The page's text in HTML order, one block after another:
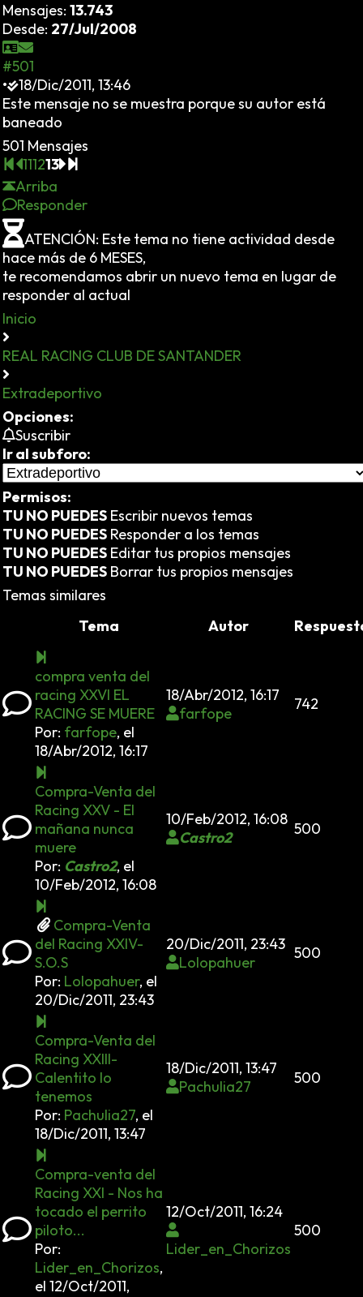
Mensajes: 13.743
Desde: 27/Jul/2008
#501
•
18/Dic/2011, 13:46
Este mensaje no se muestra porque su autor está
baneado
501 Mensajes
111213
Arriba
Responder
ATENCIÓN: Este tema no tiene actividad desde
hace más de 6 MESES,
te recomendamos abrir un nuevo tema en lugar de
responder al actual
Inicio
REAL RACING CLUB DE SANTANDER
Extradeportivo
Opciones:
Suscribir
Ir al subforo:
Permisos:
TU NO PUEDES Escribir nuevos temas
TU NO PUEDES Responder a los temas
TU NO PUEDES Editar tus propios mensajes
TU NO PUEDES Borrar tus propios mensajes
Temas similares
Tema
Autor
compra venta del
racing XXVI EL
RACING SE MUERE
Por: farfope, el
18/Abr/2012, 16:17
18/Abr/2012, 16:17
farfope
742
Compra-Venta del
Racing XXV - El
mañana nunca
muere
Por: Castro2, el
10/Feb/2012, 16:08
10/Feb/2012, 16:08
Castro2
500
Compra-Venta
del Racing XXIV-
S.O.S
Por: Lolopahuer, el
20/Dic/2011, 23:43
20/Dic/2011, 23:43
Lolopahuer
500
Compra-Venta del
Racing XXIII-
Calentito lo
tenemos
Por: Pachulia27, el
18/Dic/2011, 13:47
18/Dic/2011, 13:47
Pachulia27
500
Compra-venta del
Racing XXI - Nos ha
tocado el perrito
piloto...
Por:
Lider_en_Chorizos,
el 12/Oct/2011,
12/Oct/2011, 16:24
Lider_en_Chorizos
500